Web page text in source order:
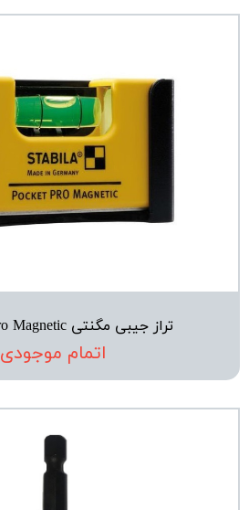
تراز جیبی مگنتی Pro Magnetic استابیلا
اتمام موجودی